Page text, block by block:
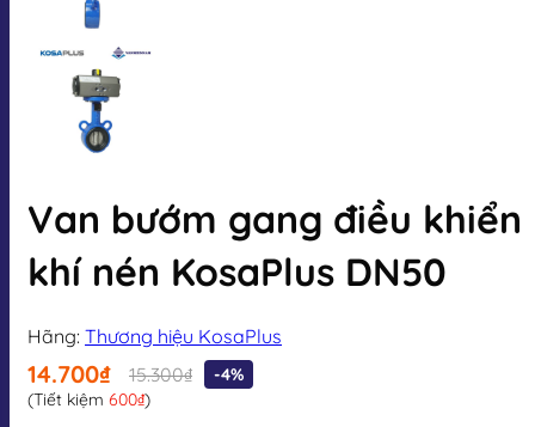
Van bướm gang điều khiển
khí nén KosaPlus DN50
Hãng: Thương hiệu KosaPlus
14.700₫ 15.300₫
-4%
(Tiết kiệm 600₫)